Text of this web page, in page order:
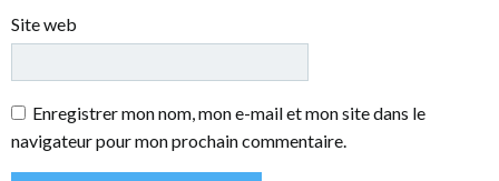
Site web
Enregistrer mon nom, mon e-mail et mon site dans le
navigateur pour mon prochain commentaire.